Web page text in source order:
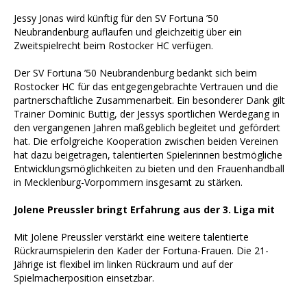
Jessy Jonas wird künftig für den SV Fortuna ’50
Neubrandenburg auflaufen und gleichzeitig über ein
Zweitspielrecht beim Rostocker HC verfügen.
Der SV Fortuna ’50 Neubrandenburg bedankt sich beim
Rostocker HC für das entgegengebrachte Vertrauen und die
partnerschaftliche Zusammenarbeit. Ein besonderer Dank gilt
Trainer Dominic Buttig, der Jessys sportlichen Werdegang in
den vergangenen Jahren maßgeblich begleitet und gefördert
hat. Die erfolgreiche Kooperation zwischen beiden Vereinen
hat dazu beigetragen, talentierten Spielerinnen bestmögliche
Entwicklungsmöglichkeiten zu bieten und den Frauenhandball
in Mecklenburg-Vorpommern insgesamt zu stärken.
Jolene Preussler bringt Erfahrung aus der 3. Liga mit
Mit Jolene Preussler verstärkt eine weitere talentierte
Rückraumspielerin den Kader der Fortuna-Frauen. Die 21-
Jährige ist flexibel im linken Rückraum und auf der
Spielmacherposition einsetzbar.